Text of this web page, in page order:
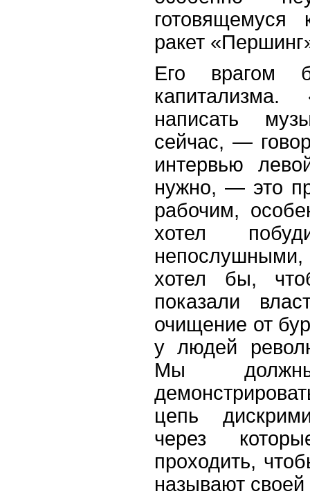
ракет
Его врагом
написать
сейчас, —
интервью
нужно, — это
рабочим,
хотел
хотел бы,
показали
очищение от
у людей
Мы
цепь
через
проходить,
называют своей